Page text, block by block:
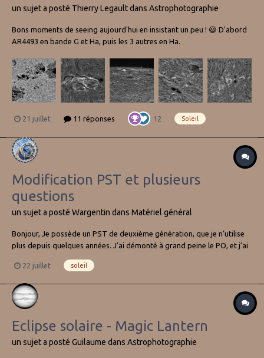
un sujet a posté Thierry Legaultdans Astrophotographie
Bons moments de seeing aujourd'hui en insistant un peu ! 😃 D'abord
AR4493 en bande G et Ha, puis les 3 autres en Ha.
21 juillet 11 réponses 12 Soleil
Modification PST et plusieurs
questions
un sujet a posté Wargentin dans Matériel général
Bonjour, Je possède un PST de deuxième génération, que je n’utilise
plus depuis quelques années. J’ai démonté à grand peine le PO, et j’ai
pourquoi les images étaient décevantes... J’apprends qu’il existe des
22 juillet soleil
Eclipse solaire - Magic Lantern
un sujet a posté Guilaume dans Astrophotographie